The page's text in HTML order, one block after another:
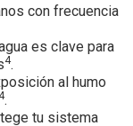
con frecuencia
es clave para
4.
al humo
4.
tu sistema